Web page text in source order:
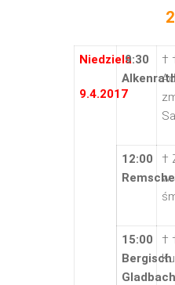
Niedziela
9.4.2017
9:30
†
12:00
†
w
15:00
Bergisch
Gladbach
†